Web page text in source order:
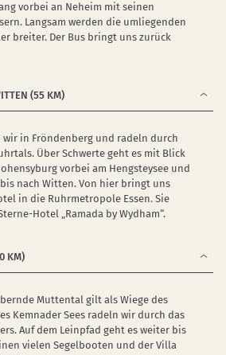
vorbei an Neheim mit seinen
Langsam werden die umliegenden
breiter. Der Bus bringt uns zurück
(55 KM)
wir in Fröndenberg und radeln durch
Über Schwerte geht es mit Blick
vorbei am Hengsteysee und
nach Witten. Von hier bringt uns
in die Ruhrmetropole Essen. Sie
Hotel „Ramada by Wydham“.
KM)
Muttental gilt als Wiege des
Kemnader Sees radeln wir durch das
Auf dem Leinpfad geht es weiter bis
vielen Segelbooten und der Villa